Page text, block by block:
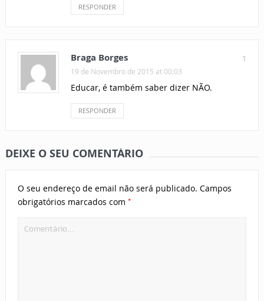
RESPONDER
1
Braga Borges
19 de Novembro de 2015 at 00:03
Educar, é também saber dizer NÃO.
RESPONDER
DEIXE O SEU COMENTÁRIO
O seu endereço de email não será publicado. Campos
obrigatórios marcados com *